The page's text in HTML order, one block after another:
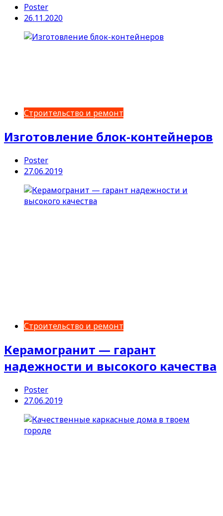
Poster
26.11.2020
Строительство и ремонт
Изготовление блок-контейнеров
Poster
27.06.2019
Строительство и ремонт
Керамогранит — гарант
надежности и высокого качества
Poster
27.06.2019